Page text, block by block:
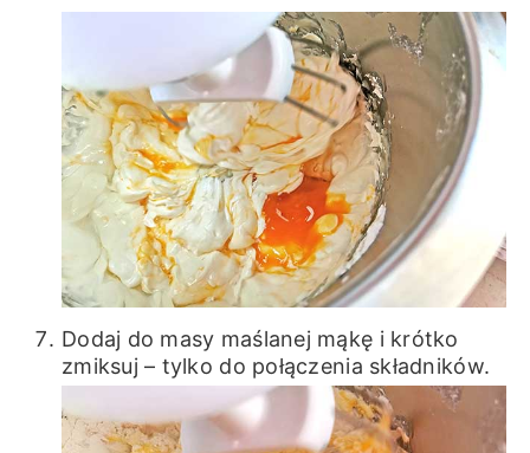
Dodaj do masy maślanej mąkę i krótko
zmiksuj – tylko do połączenia składników.